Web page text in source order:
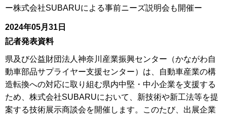
ー株式会社SUBARUによる事前ニーズ説明会も開催ー
2024年05月31日
記者発表資料
県及び公益財団法人神奈川産業振興センター（かながわ自
動車部品サプライヤー支援センター）は、自動車産業の構
造転換への対応に取り組む県内中堅・中小企業を支援する
ため、株式会社SUBARUにおいて、新技術や新工法等を提
案する技術展示商談会を開催します。このたび、出展企業